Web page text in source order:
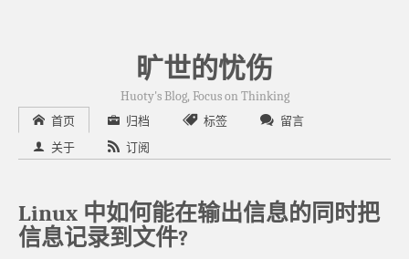
旷世的忧伤
Huoty's Blog, Focus on Thinking
首页 归档 标签 留言
关于 订阅
Linux 中如何能在输出信息的同时把
信息记录到文件?